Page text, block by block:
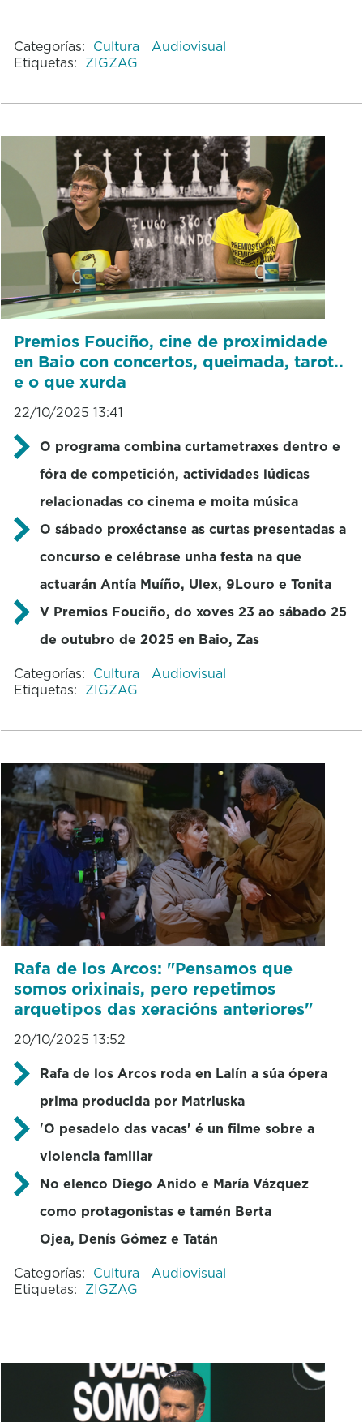
Categorías: Cultura
Audiovisual
Etiquetas: ZIGZAG
Premios Fouciño, cine de proximidade
en Baio con concertos, queimada, tarot..
e o que xurda
22/10/2025 13:41
O programa combina curtametraxes dentro e
fóra de competición, actividades lúdicas
relacionadas co cinema e moita música
O sábado proxéctanse as curtas presentadas a
concurso e celébrase unha festa na que
actuarán Antía Muíño, Ulex, 9Louro e Tonita
V Premios Fouciño, do xoves 23 ao sábado 25
de outubro de 2025 en Baio, Zas
Categorías: Cultura
Audiovisual
Etiquetas: ZIGZAG
Rafa de los Arcos: "Pensamos que
somos orixinais, pero repetimos
arquetipos das xeracións anteriores"
20/10/2025 13:52
Rafa de los Arcos roda en Lalín a súa ópera
prima producida por Matriuska
'O pesadelo das vacas' é un filme sobre a
violencia familiar
No elenco Diego Anido e María Vázquez
como protagonistas e tamén Berta
Ojea, Denís Gómez e Tatán
Categorías: Cultura
Audiovisual
Etiquetas: ZIGZAG